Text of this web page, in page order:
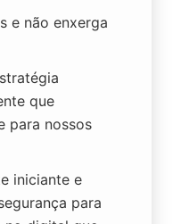
e não enxerga
que
para nossos
iniciante e
para